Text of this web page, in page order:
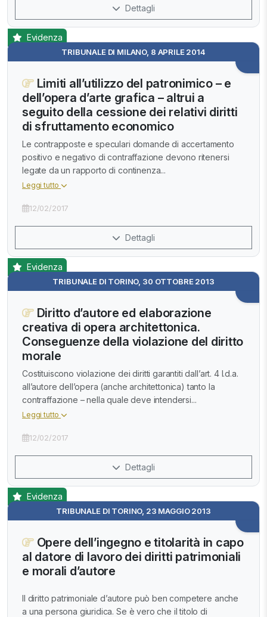
Dettagli
TRIBUNALE DI MILANO, 8 APRILE 2014
Evidenza
Limiti all’utilizzo del patronimico – e
dell’opera d’arte grafica – altrui a
seguito della cessione dei relativi diritti
di sfruttamento economico
Le contrapposte e speculari domande di accertamento
positivo e negativo di contraffazione devono ritenersi
legate da un rapporto di continenza...
Leggi tutto
12/02/2017
Dettagli
TRIBUNALE DI TORINO, 30 OTTOBRE 2013
Evidenza
Diritto d’autore ed elaborazione
creativa di opera architettonica.
Conseguenze della violazione del diritto
morale
Costituiscono violazione dei diritti garantiti dall’art. 4 l.d.a.
all’autore dell’opera (anche architettonica) tanto la
contraffazione – nella quale deve intendersi...
Leggi tutto
12/02/2017
Dettagli
TRIBUNALE DI TORINO, 23 MAGGIO 2013
Evidenza
Opere dell’ingegno e titolarità in capo
al datore di lavoro dei diritti patrimoniali
e morali d’autore
Il diritto patrimoniale d’autore può ben competere anche
a una persona giuridica. Se è vero che il titolo di